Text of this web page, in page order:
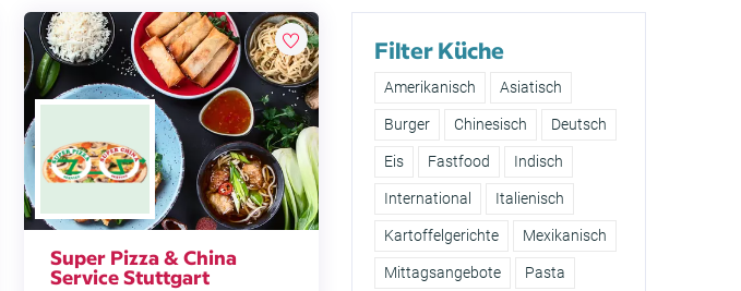
Super Pizza & China
Service Stuttgart
Filter Küche
Amerikanisch Asiatisch
Burger Chinesisch Deutsch
Eis Fastfood Indisch
International Italienisch
Kartoffelgerichte Mexikanisch
Mittagsangebote Pasta